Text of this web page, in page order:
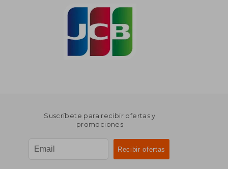
Suscríbete para recibir ofertas y
promociones